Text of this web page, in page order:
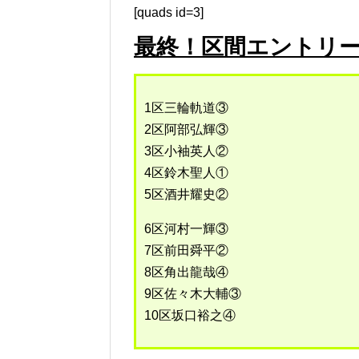
[quads id=3]
最終！区間エントリ
1区三輪軌道③
2区阿部弘輝③
3区小袖英人②
4区鈴木聖人①
5区酒井耀史②
6区河村一輝③
7区前田舜平②
8区角出龍哉④
9区佐々木大輔③
10区坂口裕之④